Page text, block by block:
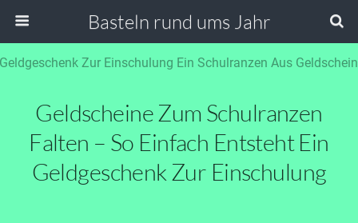
Basteln rund ums Jahr
Geldscheine Zum Schulranzen
Falten – So Einfach Entsteht Ein
Geldgeschenk Zur Einschulung